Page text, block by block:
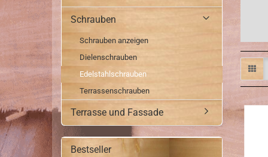
Schrauben
Schrauben anzeigen
Dielenschrauben
Edelstahlschrauben
Terrassenschrauben
Terrasse und Fassade
Bestseller